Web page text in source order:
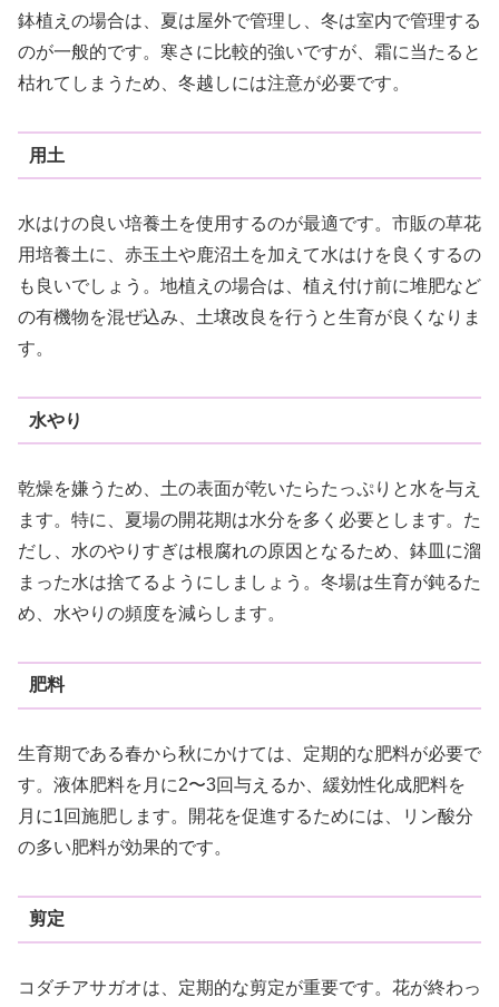
鉢植えの場合は、夏は屋外で管理し、冬は室内で管理する
のが一般的です。寒さに比較的強いですが、霜に当たると
枯れてしまうため、冬越しには注意が必要です。
用土
水はけの良い培養土を使用するのが最適です。市販の草花
用培養土に、赤玉土や鹿沼土を加えて水はけを良くするの
も良いでしょう。地植えの場合は、植え付け前に堆肥など
の有機物を混ぜ込み、土壌改良を行うと生育が良くなりま
す。
水やり
乾燥を嫌うため、土の表面が乾いたらたっぷりと水を与え
ます。特に、夏場の開花期は水分を多く必要とします。た
だし、水のやりすぎは根腐れの原因となるため、鉢皿に溜
まった水は捨てるようにしましょう。冬場は生育が鈍るた
め、水やりの頻度を減らします。
肥料
生育期である春から秋にかけては、定期的な肥料が必要で
す。液体肥料を月に2〜3回与えるか、緩効性化成肥料を
月に1回施肥します。開花を促進するためには、リン酸分
の多い肥料が効果的です。
剪定
コダチアサガオは、定期的な剪定が重要です。花が終わっ